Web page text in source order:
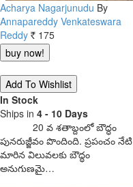
Acharya Nagarjunudu By
Annapareddy Venkateswara
Reddy Rs. 175
In Stock
Ships in 4 - 10 Days
20 వ శతాబ్దంలో బౌద్ధం
పునరుజ్జీవం పొందింది. ప్రపంచం నేటి
మారిన విలువలకు బౌద్ధం
అనుగుణమై…